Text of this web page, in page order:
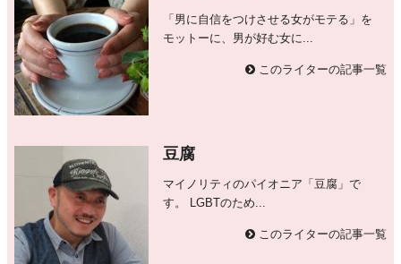
「男に自信をつけさせる女がモテる」を
モットーに、男が好む女に...
このライターの記事一覧
豆腐
マイノリティのパイオニア「豆腐」で
す。 LGBTのため...
このライターの記事一覧